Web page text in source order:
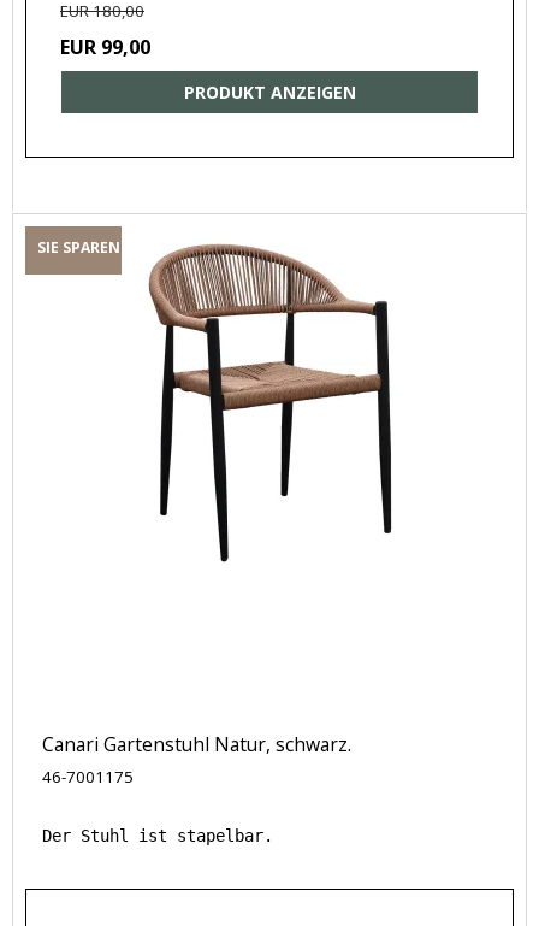
EUR 180,00
EUR 99,00
PRODUKT ANZEIGEN
SIE SPAREN
Canari Gartenstuhl Natur, schwarz.
46-7001175
Der Stuhl ist stapelbar.